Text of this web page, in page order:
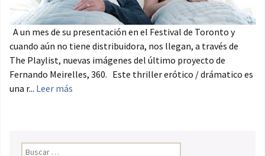
A un mes de su presentación en el Festival de Toronto y
cuando aún no tiene distribuidora, nos llegan, a través de
The Playlist, nuevas imágenes del último proyecto de
Fernando Meirelles, 360. Este thriller erótico / drámatico es
una r... Leer más
Buscar: